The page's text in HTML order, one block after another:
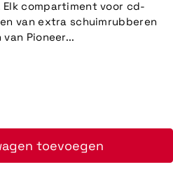
compartiment voor cd-
van extra schuimrubberen
Pioneer...
toevoegen